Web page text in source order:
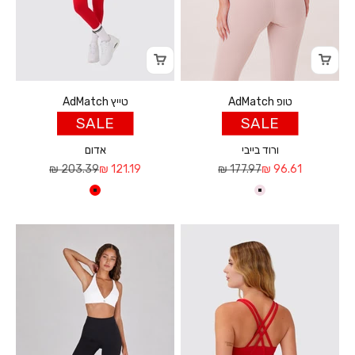
טופ AdMatch
SALE
ורוד בייבי
מחיר מבצע
96.61 ₪ מחיר רגיל
177.97 ₪
ורוד בייבי
טייץ AdMatch
SALE
אדום
מחיר מבצע
121.19 ₪ מחיר רגיל
203.39 ₪
אדום